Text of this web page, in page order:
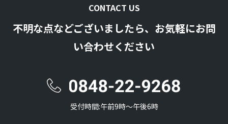
CONTACT US
不明な点などございましたら、お気軽にお問
い合わせください
受付時間:午前9時〜午後6時